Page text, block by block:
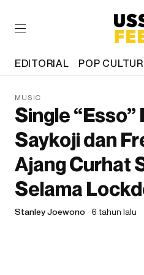
EDITORIAL POP
MUSIC
Single “Esso”
Saykoji dan
Ajang Curhat
Selama
Stanley Joewono 6 tahun lalu